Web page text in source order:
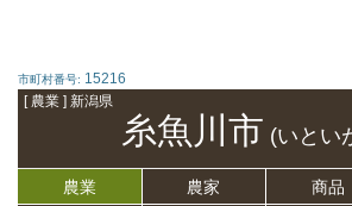
市町村番号: 15216
[ 農業 ] 新潟県
糸魚川市 (いとい
農業 農家 商品